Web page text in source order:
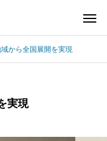
から全国展開を実現
実現